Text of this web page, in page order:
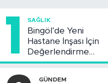
1 SAĞLIK
Bingöl’de Yeni
Hastane İnşası İçin
Değerlendirme
Toplantısı Yapıldı
GÜNDEM